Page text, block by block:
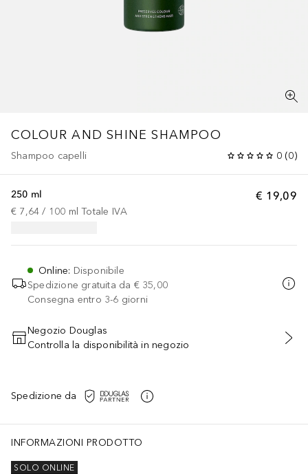
COLOUR AND SHINE SHAMPOO
Shampoo capelli 0 (0)
€ 19,09
250 ml
€ 7,64 / 100 ml Totale IVA
Online: Disponibile
Spedizione gratuita da € 35,00
Consegna entro 3-6 giorni
AGGIUNGI AL CARRELLO
Negozio Douglas
Controlla la disponibilità in negozio
Spedizione da
INFORMAZIONI PRODOTTO
SOLO ONLINE